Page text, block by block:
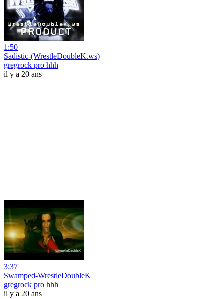
1:50
Sadistic-(WrestleDoubleK.ws)
gregrock pro hhh
il y a 20 ans
3:37
Swamped-WrestleDoubleK
gregrock pro hhh
il y a 20 ans